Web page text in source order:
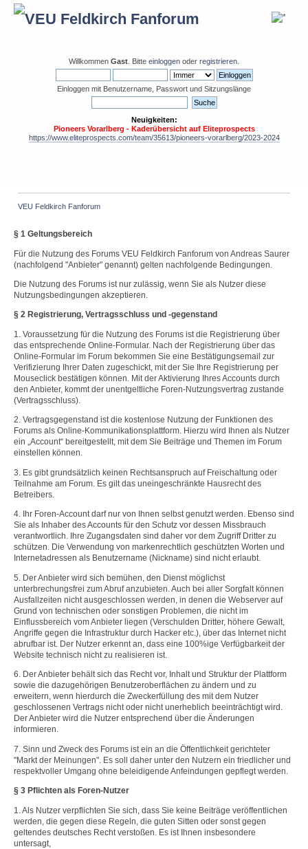
Willkommen Gast . Bitte einloggen oder registrieren
Einloggen mit Benutzername, Passwort und Sitzungslänge
Neuigkeiten:
Pioneers Vorarlberg - Kaderübersicht auf Eliteprospects
https://www.eliteprospects.com/team/35613/pioneers-vorarlberg/2023-2024
VEU Feldkirch Fanforum
§ 1 Geltungsbereich
Für die Nutzung des Forums VEU Feldkirch Fanforum von Andreas Saurer
(nachfolgend "Anbieter" genannt) gelten nachfolgende Bedingungen.
Die Nutzung des Forums ist nur zulässig, wenn Sie als Nutzer diese
Nutzungsbedingungen akzeptieren.
§ 2 Registrierung, Vertragsschluss und -gegenstand
1. Voraussetzung für die Nutzung des Forums ist die Registrierung über
das entsprechende Online-Formular. Nach der Registrierung über das
Online-Formular im Forum bekommen Sie eine Bestätigungsemail zur
Verifizierung Ihrer Daten zugeschickt, mit der Sie Ihre Registrierung per
Mouseclick bestätigen können. Mit der Aktivierung Ihres Accounts durch
den Anbieter, kommt der unentgeltliche Foren-Nutzungsvertrag zustande
(Vertragsschluss).
2. Vertragsgegenstand ist die kostenlose Nutzung der Funktionen des
Forums als Online-Kommunikationsplattform. Hierzu wird Ihnen als Nutzer
ein „Account“ bereitgestellt, mit dem Sie Beiträge und Themen im Forum
einstellen können.
3. Es gibt grundsätzlich keinen Rechtsanspruch auf Freischaltung oder
Teilnahme am Forum. Es gilt das uneingeschränkte Hausrecht des
Betreibers.
4. Ihr Foren-Account darf nur von Ihnen selbst genutzt werden. Ebenso sind
Sie als Inhaber des Accounts für den Schutz vor dessen Missbrauch
verantwortlich. Ihre Zugangsdaten sind daher vor dem Zugriff Dritter zu
schützen. Die Verwendung von markenrechtlich geschützten Worten und
Internetadressen als Benutzername (Nickname) sind nicht erlaubt.
5. Der Anbieter wird sich bemühen, den Dienst möglichst
unterbrechungsfrei zum Abruf anzubieten. Auch bei aller Sorgfalt können
Ausfallzeiten nicht ausgeschlossen werden, in denen die Webserver auf
Grund von technischen oder sonstigen Problemen, die nicht im
Einflussbereich vom Anbieter liegen (Verschulden Dritter, höhere Gewalt,
Angriffe gegen die Infrastruktur durch Hacker etc.), über das Internet nicht
abrufbar ist. Der Nutzer erkennt an, dass eine 100%ige Verfügbarkeit der
Website technisch nicht zu realisieren ist.
6. Der Anbieter behält sich das Recht vor, Inhalt und Struktur der Plattform
sowie die dazugehörigen Benutzeroberflächen zu ändern und zu
erweitern, wenn hierdurch die Zweckerfüllung des mit dem Nutzer
geschlossenen Vertrags nicht oder nicht unerheblich beeinträchtigt wird.
Der Anbieter wird die Nutzer entsprechend über die Änderungen
informieren.
7. Sinn und Zweck des Forums ist ein an die Öffentlichkeit gerichteter
"Markt der Meinungen". Es soll daher unter den Nutzern ein friedlicher und
respektvoller Umgang ohne beleidigende Anfeindungen gepflegt werden.
§ 3 Pflichten als Foren-Nutzer
1. Als Nutzer verpflichten Sie sich, dass Sie keine Beiträge veröffentlichen
werden, die gegen diese Regeln, die guten Sitten oder sonst gegen
geltendes deutsches Recht verstoßen. Es ist Ihnen insbesondere
untersagt,